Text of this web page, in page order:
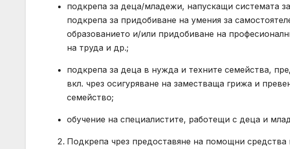
подкрепа за деца/младежи, напускащи системата
подкрепа за придобиване на умения за
образованието и/или придобиване на
на труда и др.;
подкрепа за деца в нужда и техните семейства,
вкл. чрез осигуряване на заместваща грижа и
семейство;
обучение на специалистите, работещи с деца и
Подкрепа чрез предоставяне на помощни